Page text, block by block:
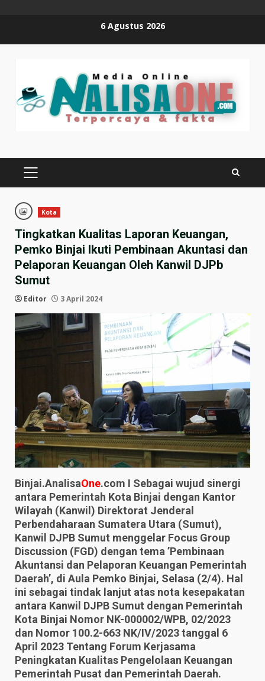
6 Agustus 2026
PRIMARY
Kota
Tingkatkan Kualitas Laporan Keuangan,
Pemko Binjai Ikuti Pembinaan Akuntasi dan
Pelaporan Keuangan Oleh Kanwil DJPb
Sumut
Editor 3 April 2024
Binjai.AnalisaOne.com I Sebagai wujud sinergi
antara Pemerintah Kota Binjai dengan Kantor
Wilayah (Kanwil) Direktorat Jenderal
Perbendaharaan Sumatera Utara (Sumut),
Kanwil DJPB Sumut menggelar Focus Group
Discussion (FGD) dengan tema ’Pembinaan
Akuntansi dan Pelaporan Keuangan Pemerintah
Daerah’, di Aula Pemko Binjai, Selasa (2/4). Hal
ini sebagai tindak lanjut atas nota kesepakatan
antara Kanwil DJPB Sumut dengan Pemerintah
Kota Binjai Nomor NK-000002/WPB, 02/2023
dan Nomor 100.2-663 NK/IV/2023 tanggal 6
April 2023 Tentang Forum Kerjasama
Peningkatan Kualitas Pengelolaan Keuangan
Pemerintah Pusat dan Pemerintah Daerah.